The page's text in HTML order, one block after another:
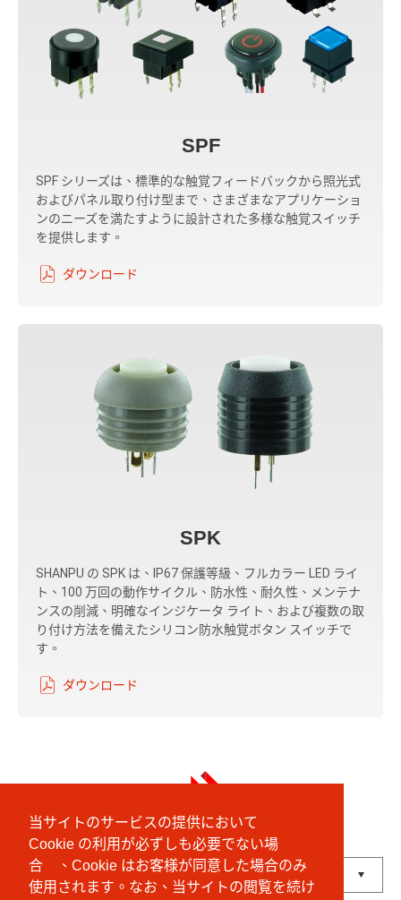
当サイトのサービスの提供において
Cookie の利用が必ずしも必要でない場
合 、Cookie はお客様が同意した場合のみ
使用されます。なお、当サイトの閲覧を続け
SPF
SPF シリーズは、標準的な触覚フィードバックから照光式
およびパネル取り付け型まで、さまざまなアプリケーショ
ンのニーズを満たすように設計された多様な触覚スイッチ
を提供します。
ダウンロード
SPK
SHANPU の SPK は、IP67 保護等級、フルカラー LED ライ
ト、100 万回の動作サイクル、防水性、耐久性、メンテナ
ンスの削減、明確なインジケータ ライト、および複数の取
り付け方法を備えたシリコン防水触覚ボタン スイッチで
す。
ダウンロード
English 中文 (繁體) にほんご